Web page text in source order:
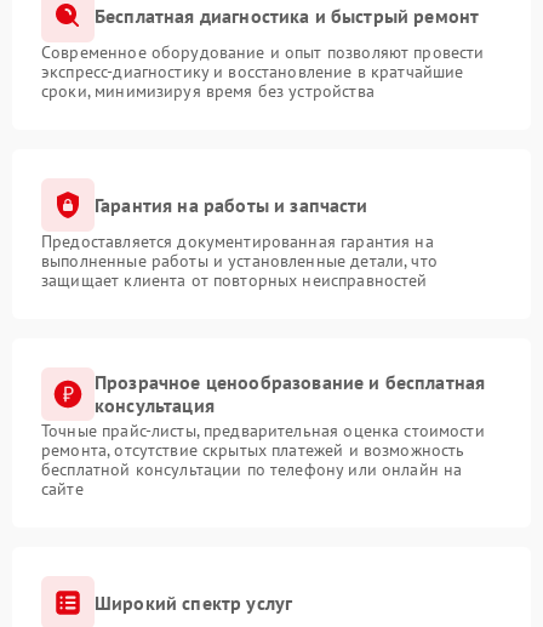
Бесплатная диагностика и быстрый ремонт
Современное оборудование и опыт позволяют провести
экспресс-диагностику и восстановление в кратчайшие
сроки, минимизируя время без устройства
Гарантия на работы и запчасти
Предоставляется документированная гарантия на
выполненные работы и установленные детали, что
защищает клиента от повторных неисправностей
Прозрачное ценообразование и бесплатная
консультация
Точные прайс-листы, предварительная оценка стоимости
ремонта, отсутствие скрытых платежей и возможность
бесплатной консультации по телефону или онлайн на
сайте
Широкий спектр услуг